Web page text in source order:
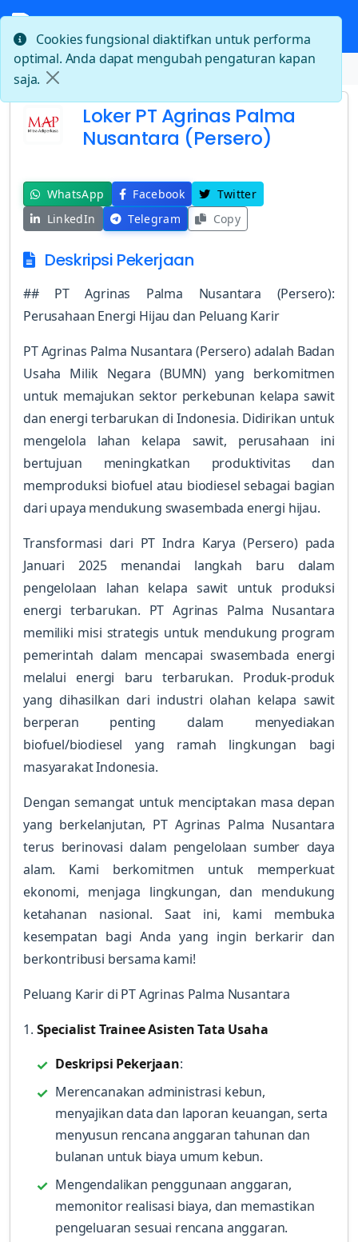
Beranda Loker PT Agrinas Palma Nusantara (Persero)
Loker PT Agrinas Palma
Nusantara (Persero)
WhatsApp Facebook
Twitter
LinkedIn
Telegram Copy
Deskripsi Pekerjaan
## PT Agrinas Palma Nusantara (Persero):
Perusahaan Energi Hijau dan Peluang Karir
PT Agrinas Palma Nusantara (Persero) adalah Badan
Usaha Milik Negara (BUMN) yang berkomitmen
untuk memajukan sektor perkebunan kelapa sawit
dan energi terbarukan di Indonesia. Didirikan untuk
mengelola lahan kelapa sawit, perusahaan ini
bertujuan meningkatkan produktivitas dan
memproduksi biofuel atau biodiesel sebagai bagian
dari upaya mendukung swasembada energi hijau.
Transformasi dari PT Indra Karya (Persero) pada
Januari 2025 menandai langkah baru dalam
pengelolaan lahan kelapa sawit untuk produksi
energi terbarukan. PT Agrinas Palma Nusantara
memiliki misi strategis untuk mendukung program
pemerintah dalam mencapai swasembada energi
melalui energi baru terbarukan. Produk-produk
yang dihasilkan dari industri olahan kelapa sawit
berperan penting dalam menyediakan
biofuel/biodiesel yang ramah lingkungan bagi
masyarakat Indonesia.
Dengan semangat untuk menciptakan masa depan
yang berkelanjutan, PT Agrinas Palma Nusantara
terus berinovasi dalam pengelolaan sumber daya
alam. Kami berkomitmen untuk memperkuat
ekonomi, menjaga lingkungan, dan mendukung
ketahanan nasional. Saat ini, kami membuka
kesempatan bagi Anda yang ingin berkarir dan
berkontribusi bersama kami!
Peluang Karir di PT Agrinas Palma Nusantara
1. Specialist Trainee Asisten Tata Usaha
Deskripsi Pekerjaan:
Merencanakan administrasi kebun,
menyajikan data dan laporan keuangan, serta
menyusun rencana anggaran tahunan dan
bulanan untuk biaya umum kebun.
Mengendalikan penggunaan anggaran,
memonitor realisasi biaya, dan memastikan
pengeluaran sesuai rencana anggaran.
Cookies fungsional diaktifkan untuk performa
optimal. Anda dapat mengubah pengaturan kapan
saja.